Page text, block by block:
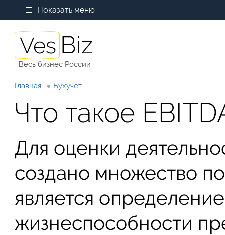
Показать меню
Весь бизнес России
Главная Бухучет
Что такое
Для оценки
создано множество
является
жизнеспособности